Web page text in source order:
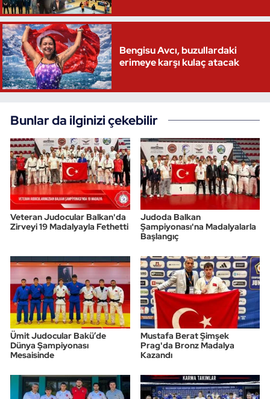
Bengisu Avcı, buzullardaki
erimeye karşı kulaç atacak
Bunlar da ilginizi çekebilir
Veteran Judocular Balkan'da
Zirveyi 19 Madalyayla Fethetti
Judoda Balkan
Şampiyonası'na Madalyalarla
Başlangıç
Ümit Judocular Bakü’de
Dünya Şampiyonası
Mesaisinde
Mustafa Berat Şimşek
Prag'da Bronz Madalya
Kazandı